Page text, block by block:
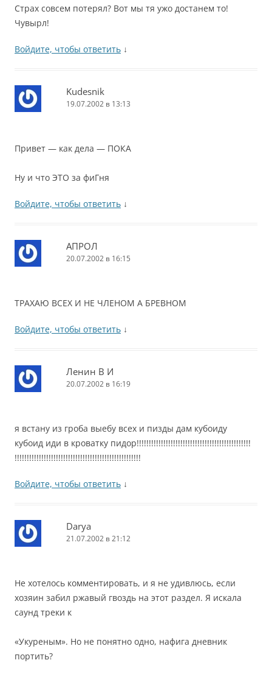
Страх совсем потерял? Вот мы тя ужо достанем то!
Чувырл!
Войдите, чтобы ответить ↓
Kudesnik
19.07.2002 в 13:13
Привет — как дела — ПОКА
Ну и что ЭТО за фиГня
Войдите, чтобы ответить ↓
АПРОЛ
20.07.2002 в 16:15
ТРАХАЮ ВСЕХ И НЕ ЧЛЕНОМ А БРЕВНОМ
Войдите, чтобы ответить ↓
Ленин В И
20.07.2002 в 16:19
я встану из гроба выебу всех и пизды дам кубоиду
кубоид иди в кроватку пидор!!!!!!!!!!!!!!!!!!!!!!!!!!!!!!!!!!!!!!!!!!!!!!!
!!!!!!!!!!!!!!!!!!!!!!!!!!!!!!!!!!!!!!!!!!!!!!!!!!!!
Войдите, чтобы ответить ↓
Darya
21.07.2002 в 21:12
Не хотелось комментировать, и я не удивлюсь, если
хозяин забил ржавый гвоздь на этот раздел. Я искала
саунд треки к
«Укуреным». Но не понятно одно, нафига дневник
портить?